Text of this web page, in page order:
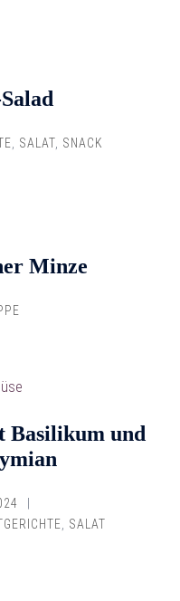
SALAT SNACK
Minze
Basilikum und
, SALAT